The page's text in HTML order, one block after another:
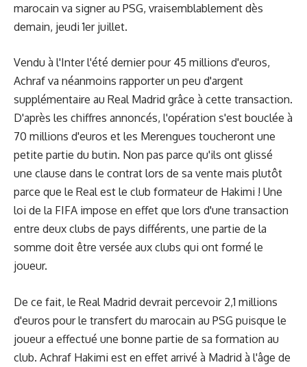
marocain va signer au PSG, vraisemblablement dès
demain, jeudi 1er juillet.
Vendu à l'Inter l'été dernier pour 45 millions d'euros,
Achraf va néanmoins rapporter un peu d'argent
supplémentaire au Real Madrid grâce à cette transaction.
D'après les chiffres annoncés, l'opération s'est bouclée à
70 millions d'euros et les Merengues toucheront une
petite partie du butin. Non pas parce qu'ils ont glissé
une clause dans le contrat lors de sa vente mais plutôt
parce que le Real est le club formateur de Hakimi ! Une
loi de la FIFA impose en effet que lors d'une transaction
entre deux clubs de pays différents, une partie de la
somme doit être versée aux clubs qui ont formé le
joueur.
De ce fait, le Real Madrid devrait percevoir 2,1 millions
d'euros pour le transfert du marocain au PSG puisque le
joueur a effectué une bonne partie de sa formation au
club. Achraf Hakimi est en effet arrivé à Madrid à l'âge de